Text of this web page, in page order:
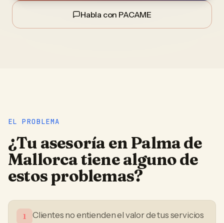
Habla con PACAME
EL PROBLEMA
¿Tu asesoría en Palma de
Mallorcatiene alguno de
estos problemas?
1
Clientes no entienden el valor de tus servicios